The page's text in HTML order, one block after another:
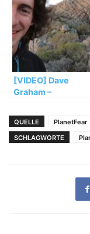
[VIDEO] Dave
Graham –
QUELLE
PlanetFear
SCHLAGWORTE